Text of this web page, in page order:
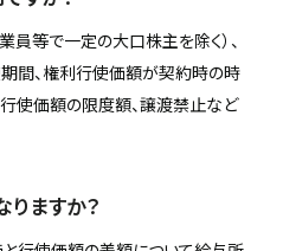
員等で一定の大口株主を除く）、
間、権利行使価額が契約時の時
使価額の限度額、譲渡禁止など
ますか？